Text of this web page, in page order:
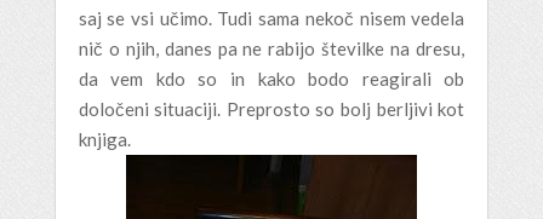
saj se vsi učimo. Tudi sama nekoč nisem vedela
nič o njih, danes pa ne rabijo številke na dresu,
da vem kdo so in kako bodo reagirali ob
določeni situaciji. Preprosto so bolj berljivi kot
knjiga.